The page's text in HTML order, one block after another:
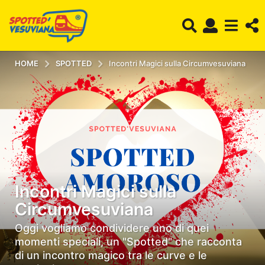
HOME SPOTTED Incontri Magici sulla Circumvesuviana
3
a
n
n
Incontri Magici sulla
Circumvesuviana
Oggi vogliamo condividere uno di quei
momenti speciali, un "Spotted" che racconta
di un incontro magico tra le curve e le